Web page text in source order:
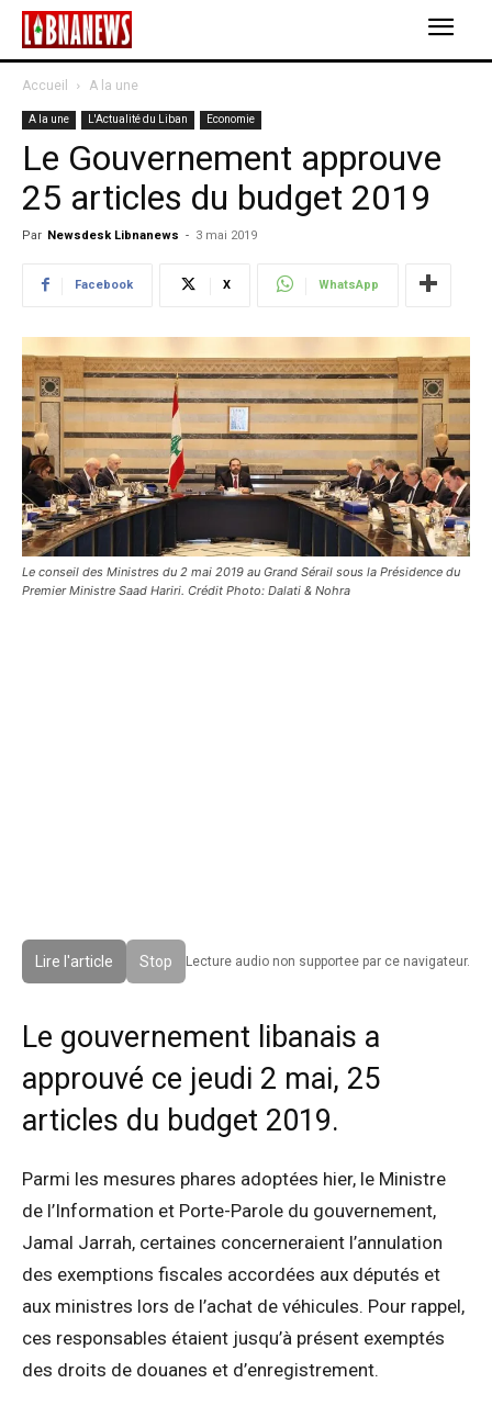
Accueil A la une
A la une L'Actualité du Liban Economie
Le Gouvernement approuve
25 articles du budget 2019
Par Newsdesk Libnanews - 3 mai 2019
Facebook X WhatsApp
Le conseil des Ministres du 2 mai 2019 au Grand Sérail sous la Présidence du
Premier Ministre Saad Hariri. Crédit Photo: Dalati & Nohra
Lire l'article Stop Lecture audio non supportee par ce navigateur.
Le gouvernement libanais a
approuvé ce jeudi 2 mai, 25
articles du budget 2019.
Parmi les mesures phares adoptées hier, le Ministre
de l’Information et Porte-Parole du gouvernement,
Jamal Jarrah, certaines concerneraient l’annulation
des exemptions fiscales accordées aux députés et
aux ministres lors de l’achat de véhicules. Pour rappel,
ces responsables étaient jusqu’à présent exemptés
des droits de douanes et d’enregistrement.